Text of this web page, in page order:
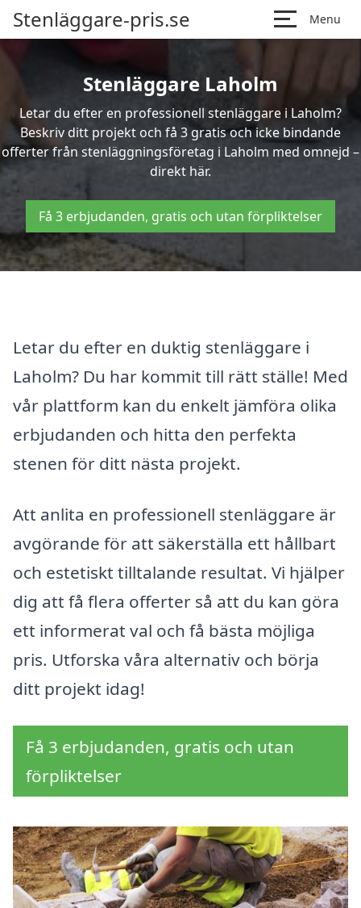
Stenläggare-pris.se Menu
Stenläggare Laholm
Letar du efter en professionell stenläggare i Laholm?
Beskriv ditt projekt och få 3 gratis och icke bindande
offerter från stenläggningsföretag i Laholm med omnejd –
direkt här.
Få 3 erbjudanden, gratis och utan förpliktelser
Letar du efter en duktig stenläggare i
Laholm? Du har kommit till rätt ställe! Med
vår plattform kan du enkelt jämföra olika
erbjudanden och hitta den perfekta
stenen för ditt nästa projekt.
Att anlita en professionell stenläggare är
avgörande för att säkerställa ett hållbart
och estetiskt tilltalande resultat. Vi hjälper
dig att få flera offerter så att du kan göra
ett informerat val och få bästa möjliga
pris. Utforska våra alternativ och börja
ditt projekt idag!
Få 3 erbjudanden, gratis och utan
förpliktelser